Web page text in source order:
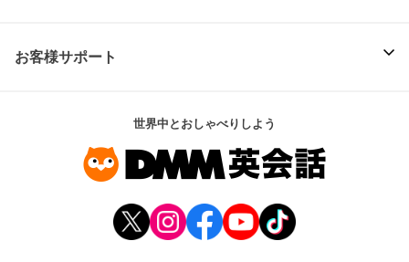
お客様サポート
世界中とおしゃべりしよう